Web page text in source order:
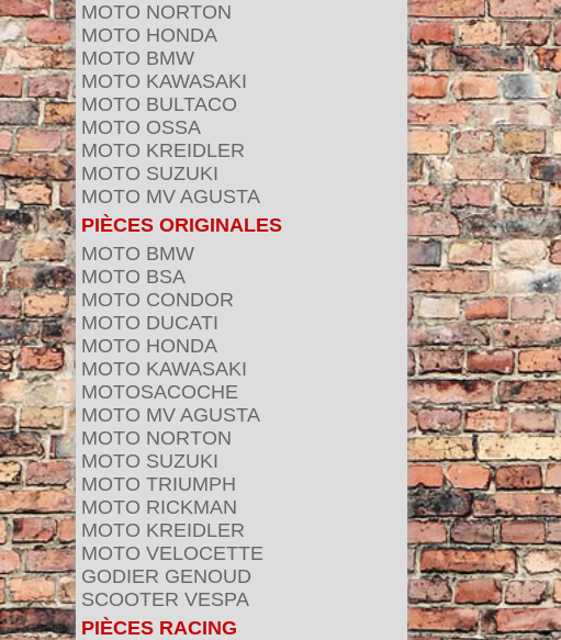
MOTO NORTON
MOTO HONDA
MOTO BMW
MOTO KAWASAKI
MOTO BULTACO
MOTO OSSA
MOTO KREIDLER
MOTO SUZUKI
MOTO MV AGUSTA
PIÈCES ORIGINALES
MOTO BMW
MOTO BSA
MOTO CONDOR
MOTO DUCATI
MOTO HONDA
MOTO KAWASAKI
MOTOSACOCHE
MOTO MV AGUSTA
MOTO NORTON
MOTO SUZUKI
MOTO TRIUMPH
MOTO RICKMAN
MOTO KREIDLER
MOTO VELOCETTE
GODIER GENOUD
SCOOTER VESPA
PIÈCES RACING